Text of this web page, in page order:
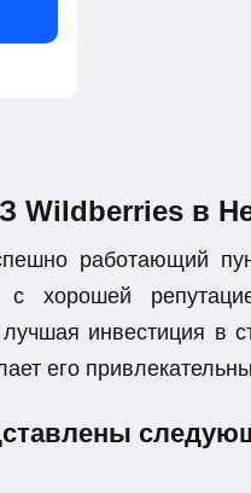
Wildberries в
работающий
с хорошей
инвестиция в
его